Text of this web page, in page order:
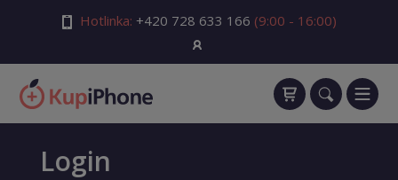
Hotlinka: +420 728 633 166 (9:00 - 16:00)
Login